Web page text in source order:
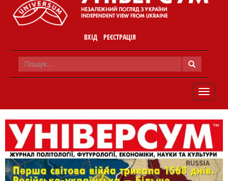
ВХІД РЕЄСТРАЦІЯ
TOGGLE